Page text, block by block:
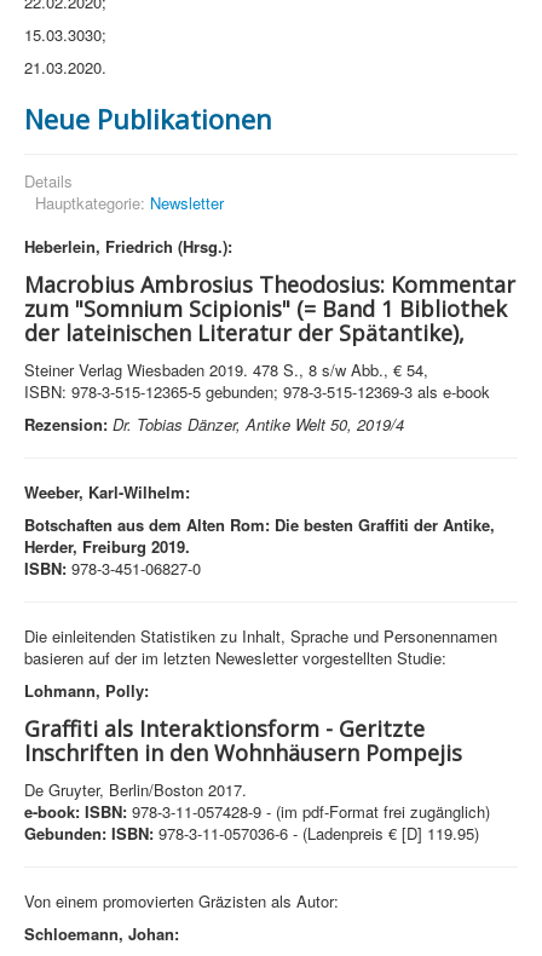
15.03.3030;
21.03.2020.
Neue Publikationen
Details
Hauptkategorie: Newsletter
Heberlein, Friedrich (Hrsg.):
Macrobius Ambrosius Theodosius: Kommentar
zum "Somnium Scipionis" (= Band 1 Bibliothek
der lateinischen Literatur der Spätantike),
Steiner Verlag Wiesbaden 2019. 478 S., 8 s/w Abb., € 54,
ISBN: 978-3-515-12365-5 gebunden; 978-3-515-12369-3 als e-book
Rezension: Dr. Tobias Dänzer, Antike Welt 50, 2019/4
Weeber, Karl-Wilhelm:
Botschaften aus dem Alten Rom: Die besten Graffiti der Antike,
Herder, Freiburg 2019.
ISBN: 978-3-451-06827-0
Die einleitenden Statistiken zu Inhalt, Sprache und Personennamen
basieren auf der im letzten Newesletter vorgestellten Studie:
Lohmann, Polly:
Graffiti als Interaktionsform - Geritzte
Inschriften in den Wohnhäusern Pompejis
De Gruyter, Berlin/Boston 2017.
e-book: ISBN: 978-3-11-057428-9 - (im pdf-Format frei zugänglich)
Gebunden: ISBN: 978-3-11-057036-6 - (Ladenpreis € [D] 119.95)
Von einem promovierten Gräzisten als Autor:
Schloemann, Johan: